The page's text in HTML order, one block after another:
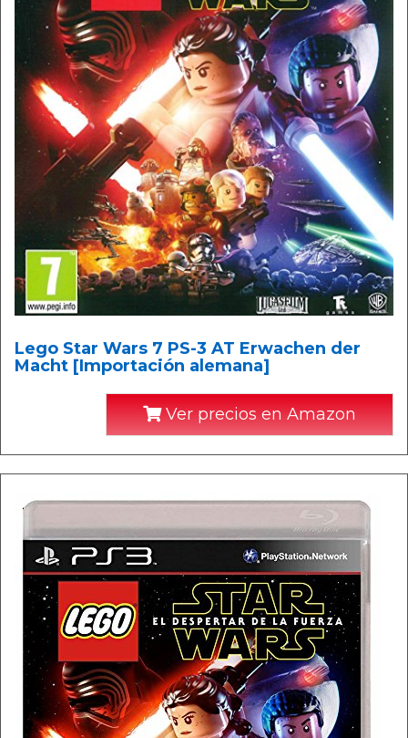
Lego Star Wars 7 PS-3 AT Erwachen der
Macht [Importación alemana]
Ver precios en Amazon